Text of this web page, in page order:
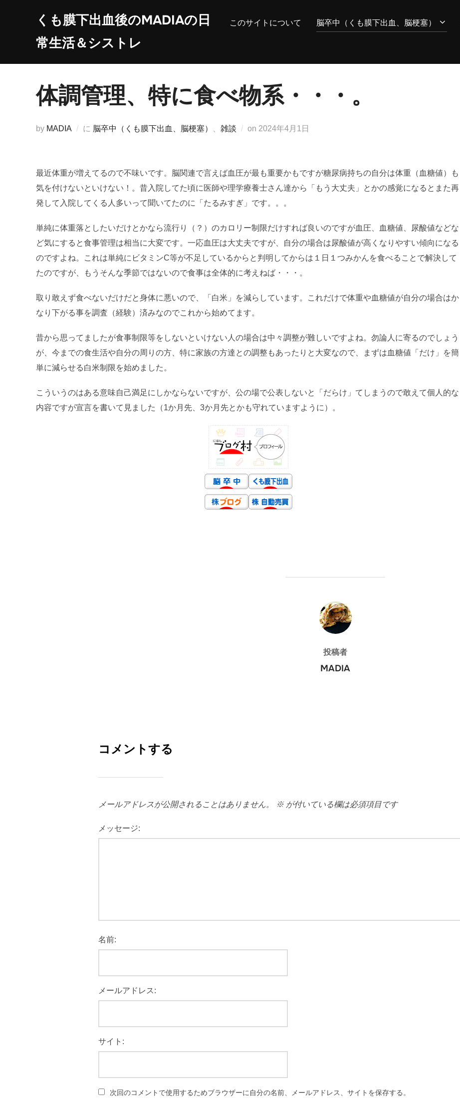
ツ
くも膜下出血後のMADIAの日
常生活＆シストレ
このサイトについて 脳卒中（くも膜下出血、脳梗塞）
体調管理、特に食べ物系・・・。
by MADIA に 脳卒中（くも膜下出血、脳梗塞） 雑談 on 投
2024年4月1日
最近体重が増えてるので不味いです。脳関連で言えば血圧が最も重要かもですが糖尿病持ちの自分は体重（血糖値）も
気を付けないといけない！。昔入院してた頃に医師や理学療養士さん達から「もう大丈夫」とかの感覚になるとまた再
発して入院してくる人多いって聞いてたのに「たるみすぎ」です。。。
単純に体重落としたいだけとかなら流行り（？）のカロリー制限だけすれば良いのですが血圧、血糖値、尿酸値などな
ど気にすると食事管理は相当に大変です。一応血圧は大丈夫ですが、自分の場合は尿酸値が高くなりやすい傾向になる
のですよね。これは単純にビタミンC等が不足しているからと判明してからは１日１つみかんを食べることで解決して
たのですが、もうそんな季節ではないので食事は全体的に考えねば・・・。
取り敢えず食べないだけだと身体に悪いので、「白米」を減らしています。これだけで体重や血糖値が自分の場合はか
なり下がる事を調査（経験）済みなのでこれから始めてます。
昔から思ってましたが食事制限等をしないといけない人の場合は中々調整が難しいですよね。勿論人に寄るのでしょう
が、今までの食生活や自分の周りの方、特に家族の方達との調整もあったりと大変なので、まずは血糖値「だけ」を簡
単に減らせる白米制限を始めました。
こういうのはある意味自己満足にしかならないですが、公の場で公表しないと「だらけ」てしまうので敢えて個人的な
内容ですが宣言を書いて見ました（1か月先、3か月先とかも守れていますように）。
投稿者
投稿者
MADIA
コメントする
メールアドレスが公開されることはありません。 ※ が付いている欄は必須項目です
メッセージ:
名前:
メールアドレス:
サイト:
次回のコメントで使用するためブラウザーに自分の名前、メールアドレス、サイトを保存する。